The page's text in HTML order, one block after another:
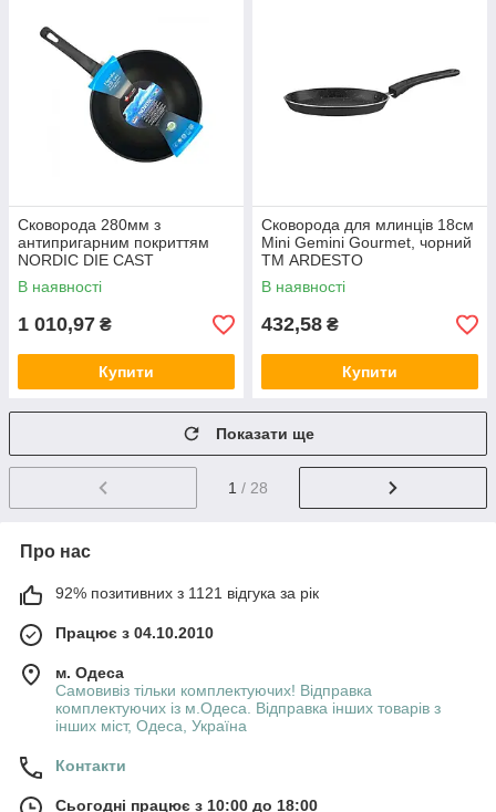
Сковорода 280мм з
антипригарним покриттям
NORDIC DIE CAST
ALUMINUM. WOK алюміній.
NW28-EE ТМ EURO GOLD
В наявності
1 010,97 ₴
Купити
Сковорода для млинців 18см
Mini Gemini Gourmet, чорний
ТМ ARDESTO
В наявності
432,58 ₴
Купити
Показати ще
1 / 28
Про нас
92% позитивних з 1121 відгука за рік
Працює з 04.10.2010
м. Одеса
Самовивіз тільки комплектуючих! Відправка
комплектуючих із м.Одеса. Відправка інших товарів з
інших міст, Одеса, Україна
Контакти
Сьогодні працює з 10:00 до 18:00